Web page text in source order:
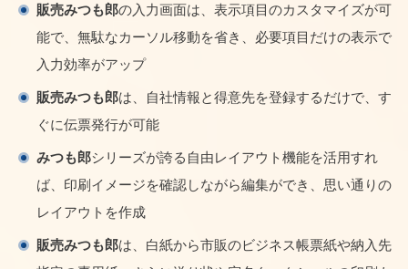
販売みつも郎の入力画面は、表示項目のカスタマイズが可
能で、無駄なカーソル移動を省き、必要項目だけの表示で
入力効率がアップ
販売みつも郎は、自社情報と得意先を登録するだけで、す
ぐに伝票発行が可能
みつも郎シリーズが誇る自由レイアウト機能を活用すれ
ば、印刷イメージを確認しながら編集ができ、思い通りの
レイアウトを作成
販売みつも郎は、白紙から市販のビジネス帳票紙や納入先